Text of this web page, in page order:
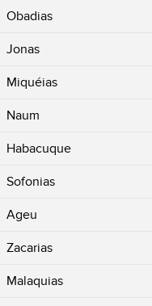
Obadias
Jonas
Miquéias
Naum
Habacuque
Sofonias
Ageu
Zacarias
Malaquias